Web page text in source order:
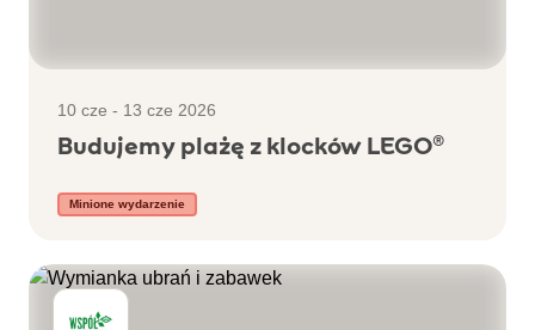
10 cze - 13 cze 2026
Budujemy plażę z klocków LEGO®
Minione wydarzenie